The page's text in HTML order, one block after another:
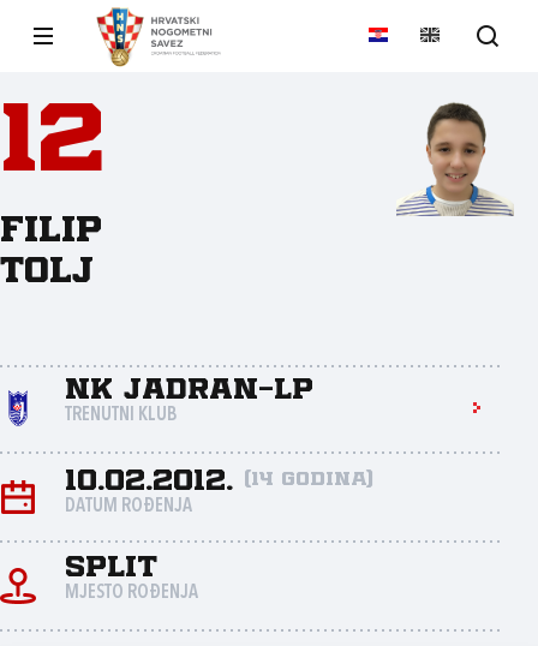
12
Filip
Tolj
NK Jadran-LP
TRENUTNI KLUB
10.02.2012. (14 godina)
DATUM ROĐENJA
Split
MJESTO ROĐENJA